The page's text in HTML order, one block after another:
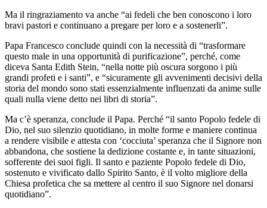
Ma il ringraziamento va anche “ai fedeli che ben conoscono i loro
bravi pastori e continuano a pregare per loro e a sostenerli”.
Papa Francesco conclude quindi con la necessità di “trasformare
questo male in una opportunità di purificazione”, perché, come
diceva Santa Edith Stein, “nella notte più oscura sorgono i più
grandi profeti e i santi”, e “sicuramente gli avvenimenti decisivi della
storia del mondo sono stati essenzialmente influenzati da anime sulle
quali nulla viene detto nei libri di storia”.
Ma c’è speranza, conclude il Papa. Perché “il santo Popolo fedele di
Dio, nel suo silenzio quotidiano, in molte forme e maniere continua
a rendere visibile e attesta con ‘cocciuta’ speranza che il Signore non
abbandona, che sostiene la dedizione costante e, in tante situazioni,
sofferente dei suoi figli. Il santo e paziente Popolo fedele di Dio,
sostenuto e vivificato dallo Spirito Santo, è il volto migliore della
Chiesa profetica che sa mettere al centro il suo Signore nel donarsi
quotidiano”.